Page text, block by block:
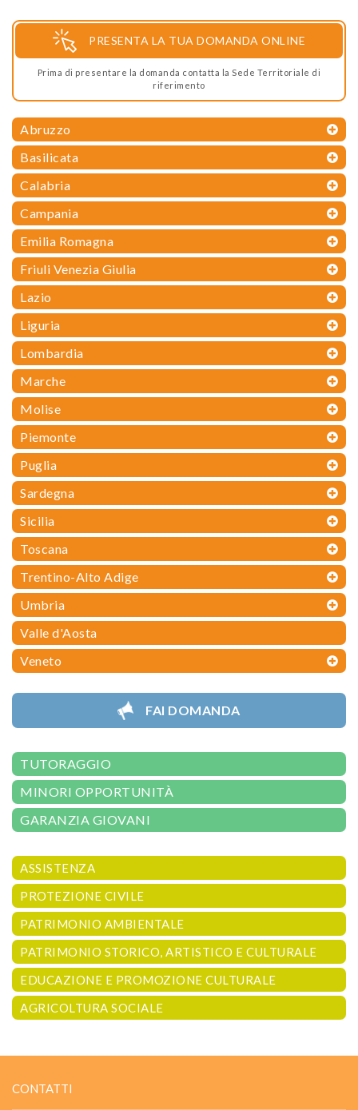
PRESENTA LA TUA DOMANDA ONLINE
Prima di presentare la domanda contatta la Sede Territoriale di
riferimento
Abruzzo
Basilicata
Calabria
Campania
Emilia Romagna
Friuli Venezia Giulia
Lazio
Liguria
Lombardia
Marche
Molise
Piemonte
Puglia
Sardegna
Sicilia
Toscana
Trentino-Alto Adige
Umbria
Valle d'Aosta
Veneto
FAI DOMANDA
TUTORAGGIO
MINORI OPPORTUNITÀ
GARANZIA GIOVANI
ASSISTENZA
PROTEZIONE CIVILE
PATRIMONIO AMBIENTALE
PATRIMONIO STORICO, ARTISTICO E CULTURALE
EDUCAZIONE E PROMOZIONE CULTURALE
AGRICOLTURA SOCIALE
CONTATTI